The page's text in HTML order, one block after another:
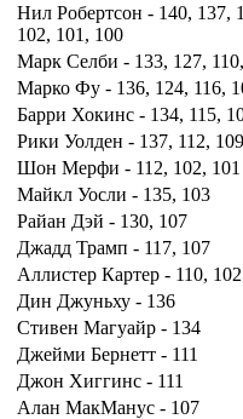
Нил Робертсон - 140, 137,
102, 101, 100
Марк Селби - 133, 127,
Марко Фу - 136, 124, 116,
Барри Хокинс - 134, 115,
Рики Уолден - 137, 112, 109
Шон Мерфи - 112, 102, 101
Майкл Уосли - 135, 103
Райан Дэй - 130, 107
Джадд Трамп - 117, 107
Аллистер Картер - 110, 102
Дин Джуньху - 136
Стивен Магуайр - 134
Джейми Бернетт - 111
Джон Хиггинс - 111
Алан МакМанус - 107